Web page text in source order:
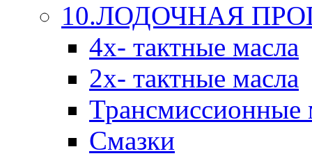
10.ЛОДОЧНАЯ
4х- тактные масла
2х- тактные масла
Трансмиссионные
Смазки